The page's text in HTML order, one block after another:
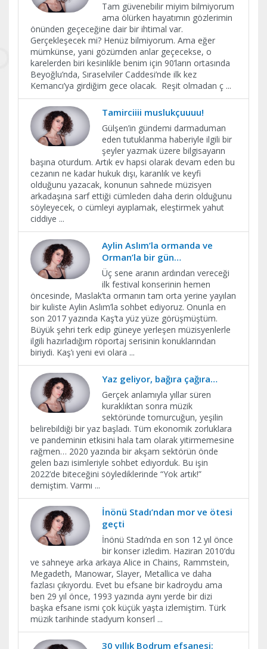
Tam güvenebilir miyim bilmiyorum
ama ölürken hayatımın gözlerimin
önünden geçeceğine dair bir ihtimal var.
Gerçekleşecek mi? Henüz bilmiyorum. Ama eğer
mümkünse, yani gözümden anlar geçecekse, o
karelerden biri kesinlikle benim için 90’ların ortasında
Beyoğlu’nda, Sıraselviler Caddesi’nde ilk kez
Kemancı’ya girdiğim gece olacak. Reşit olmadan ç ...
Tamirciiii muslukçuuuu!
Gülşen’in gündemi darmaduman
eden tutuklanma haberiyle ilgili bir
şeyler yazmak üzere bilgisayarın
başına oturdum. Artık ev hapsi olarak devam eden bu
cezanın ne kadar hukuk dışı, karanlık ve keyfi
olduğunu yazacak, konunun sahnede müzisyen
arkadaşına sarf ettiği cümleden daha derin olduğunu
söyleyecek, o cümleyi ayıplamak, eleştirmek yahut
ciddiye ...
Aylin Aslım’la ormanda ve
Orman’la bir gün…
Üç sene aranın ardından vereceği
ilk festival konserinin hemen
öncesinde, Maslak’ta ormanın tam orta yerine yayılan
bir kuliste Aylin Aslım’la sohbet ediyoruz. Onunla en
son 2017 yazında Kaş’ta yüz yüze görüşmüştüm.
Büyük şehri terk edip güneye yerleşen müzisyenlerle
ilgili hazırladığım röportaj serisinin konuklarından
biriydi. Kaş’ı yeni evi olara ...
Yaz geliyor, bağıra çağıra…
Gerçek anlamıyla yıllar süren
kuraklıktan sonra müzik
sektöründe tomurcuğun, yeşilin
belirebildiği bir yaz başladı. Tüm ekonomik zorluklara
ve pandeminin etkisini hala tam olarak yitirmemesine
rağmen… 2020 yazında bir akşam sektörün önde
gelen bazı isimleriyle sohbet ediyorduk. Bu işin
2022’de biteceğini söylediklerinde “Yok artık!”
demiştim. Varmı ...
İnönü Stadı’ndan mor ve ötesi
geçti
İnönü Stadı’nda en son 12 yıl önce
bir konser izledim. Haziran 2010’du
ve sahneye arka arkaya Alice in Chains, Rammstein,
Megadeth, Manowar, Slayer, Metallica ve daha
fazlası çıkıyordu. Evet bu efsane bir kadroydu ama
ben 29 yıl önce, 1993 yazında aynı yerde bir dizi
başka efsane ismi çok küçük yaşta izlemiştim. Türk
müzik tarihinde stadyum konserl ...
30 yıllık Bodrum efsanesi: